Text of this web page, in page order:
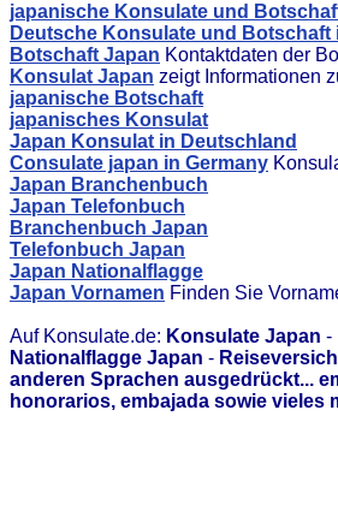
japanische Konsulate und
Deutsche Konsulate und Botschaft
Botschaft Japan Kontaktdaten der
Konsulat Japan zeigt Informationen
japanische Botschaft
japanisches Konsulat
Japan Konsulat in Deutschland
Consulate japan in Germany
Japan Branchenbuch
Japan Telefonbuch
Branchenbuch Japan
Telefonbuch Japan
Japan Nationalflagge
Japan Vornamen Finden Sie
Auf Konsulate.de: Konsulate Japan -
Nationalflagge Japan -
anderen Sprachen ausgedrückt...
honorarios, embajada sowie vieles